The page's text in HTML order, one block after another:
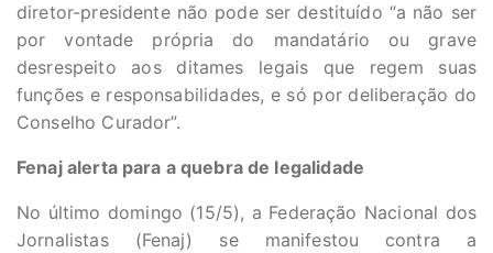
diretor-presidente não pode ser destituído “a não ser
por vontade própria do mandatário ou grave
desrespeito aos ditames legais que regem suas
funções e responsabilidades, e só por deliberação do
Conselho Curador”.
Fenaj alerta para a quebra de legalidade
No último domingo (15/5), a Federação Nacional dos
Jornalistas (Fenaj) se manifestou contra a